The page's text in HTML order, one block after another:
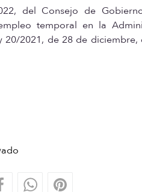
del Consejo de
temporal en la
20/2021, de 28 de